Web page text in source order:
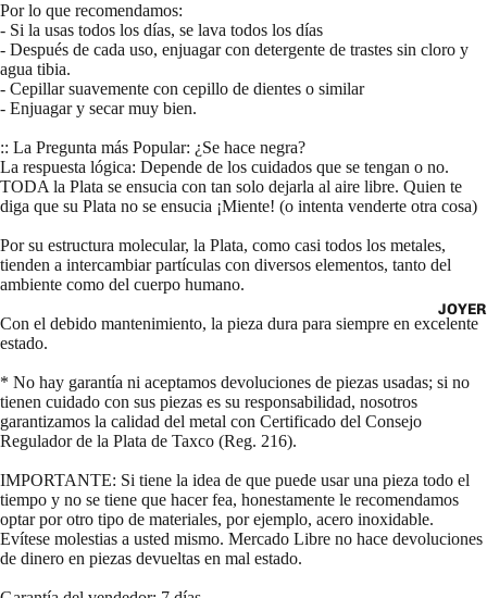
Por lo que recomendamos:
- Si la usas todos los días, se lava todos los días
- Después de cada uso, enjuagar con detergente de trastes sin cloro y
agua tibia.
- Cepillar suavemente con cepillo de dientes o similar
- Enjuagar y secar muy bien.
:: La Pregunta más Popular: ¿Se hace negra?
La respuesta lógica: Depende de los cuidados que se tengan o no.
TODA la Plata se ensucia con tan solo dejarla al aire libre. Quien te
diga que su Plata no se ensucia ¡Miente! (o intenta venderte otra cosa)
Por su estructura molecular, la Plata, como casi todos los metales,
tienden a intercambiar partículas con diversos elementos, tanto del
ambiente como del cuerpo humano.
Con el debido mantenimiento, la pieza dura para siempre en excelente
estado.
* No hay garantía ni aceptamos devoluciones de piezas usadas; si no
tienen cuidado con sus piezas es su responsabilidad, nosotros
garantizamos la calidad del metal con Certificado del Consejo
Regulador de la Plata de Taxco (Reg. 216).
IMPORTANTE: Si tiene la idea de que puede usar una pieza todo el
tiempo y no se tiene que hacer fea, honestamente le recomendamos
optar por otro tipo de materiales, por ejemplo, acero inoxidable.
Evítese molestias a usted mismo. Mercado Libre no hace devoluciones
de dinero en piezas devueltas en mal estado.